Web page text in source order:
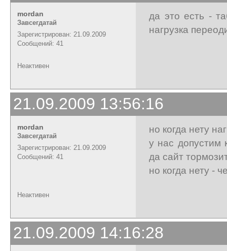
mordan
Завсегдатай
Зарегистрирован: 21.09.2009
Сообщений: 41
да это есть -
нагрузка
Неактивен
21.09.2009 13:56:16
mordan
Завсегдатай
Зарегистрирован: 21.09.2009
Сообщений: 41
но когда нету
у нас допустим
да сайт
но когда нету -
Неактивен
21.09.2009 14:16:28